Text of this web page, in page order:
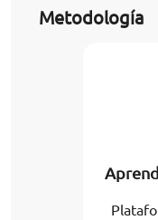
Metodología